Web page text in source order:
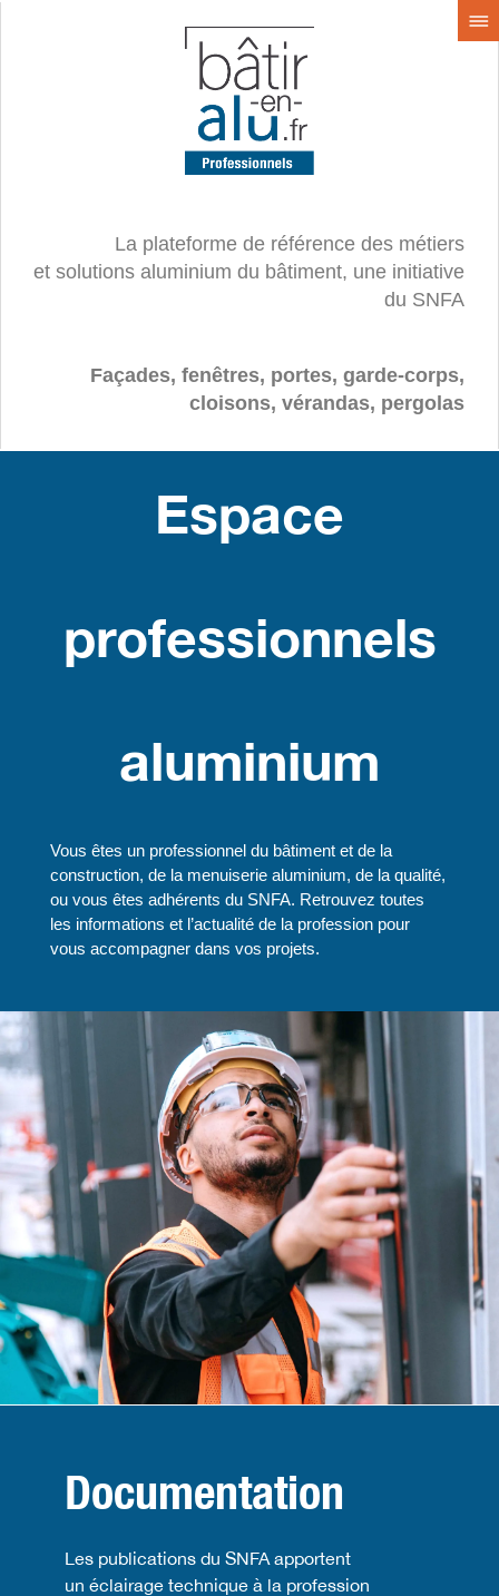
La plateforme de référence des métiers
et solutions aluminium du bâtiment, une initiative
du SNFA
Façades, fenêtres, portes, garde-corps,
cloisons, vérandas, pergolas
Espace
professionnels
aluminium
Vous êtes un professionnel du bâtiment et de la
construction, de la menuiserie aluminium, de la qualité,
ou vous êtes adhérents du SNFA. Retrouvez toutes
les informations et l’actualité de la profession pour
vous accompagner dans vos projets.
Documentation
Les publications du SNFA apportent
un éclairage technique à la profession